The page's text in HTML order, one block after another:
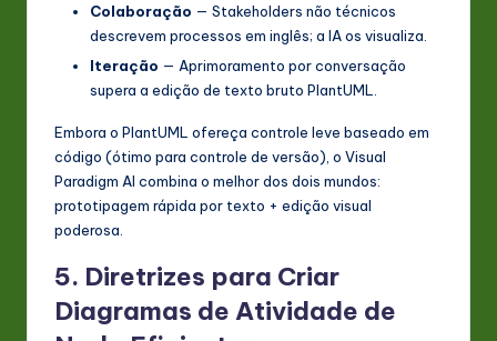
Colaboração — Stakeholders não técnicos
descrevem processos em inglês; a IA os visualiza.
Iteração — Aprimoramento por conversação
supera a edição de texto bruto PlantUML.
Embora o PlantUML ofereça controle leve baseado em
código (ótimo para controle de versão), o Visual
Paradigm AI combina o melhor dos dois mundos:
prototipagem rápida por texto + edição visual
poderosa.
5. Diretrizes para Criar
Diagramas de Atividade de